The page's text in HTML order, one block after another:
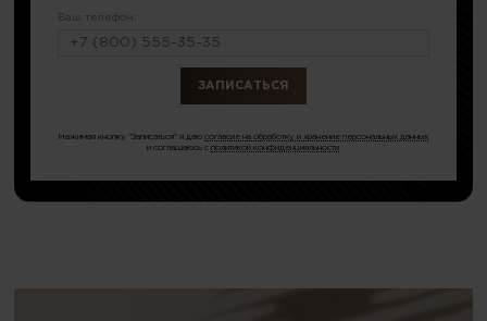
Ваш телефон:
Нажимая кнопку "Записаться" я даюсогласие на обработку и хранение персональных данных
и соглашаюсь сполитикой конфиденциальности